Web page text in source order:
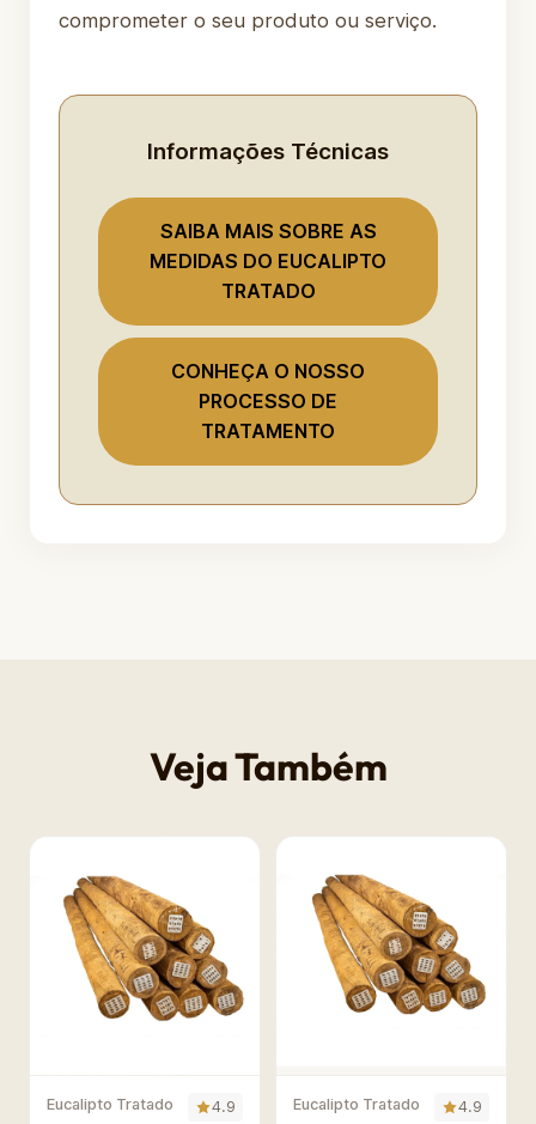
comprometer o seu produto ou serviço.
Informações Técnicas
SAIBA MAIS SOBRE AS
MEDIDAS DO EUCALIPTO
TRATADO
CONHEÇA O NOSSO
PROCESSO DE
TRATAMENTO
Veja Também
Eucalipto Tratado 4.9 Eucalipto Tratado 4.9